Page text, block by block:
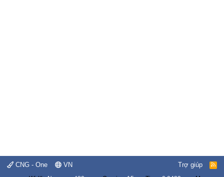
CNG - One VN Trợ giúp
R